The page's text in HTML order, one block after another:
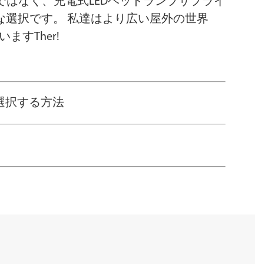
選択です。 私達はより広い屋外の世界
ますTher!
択する方法